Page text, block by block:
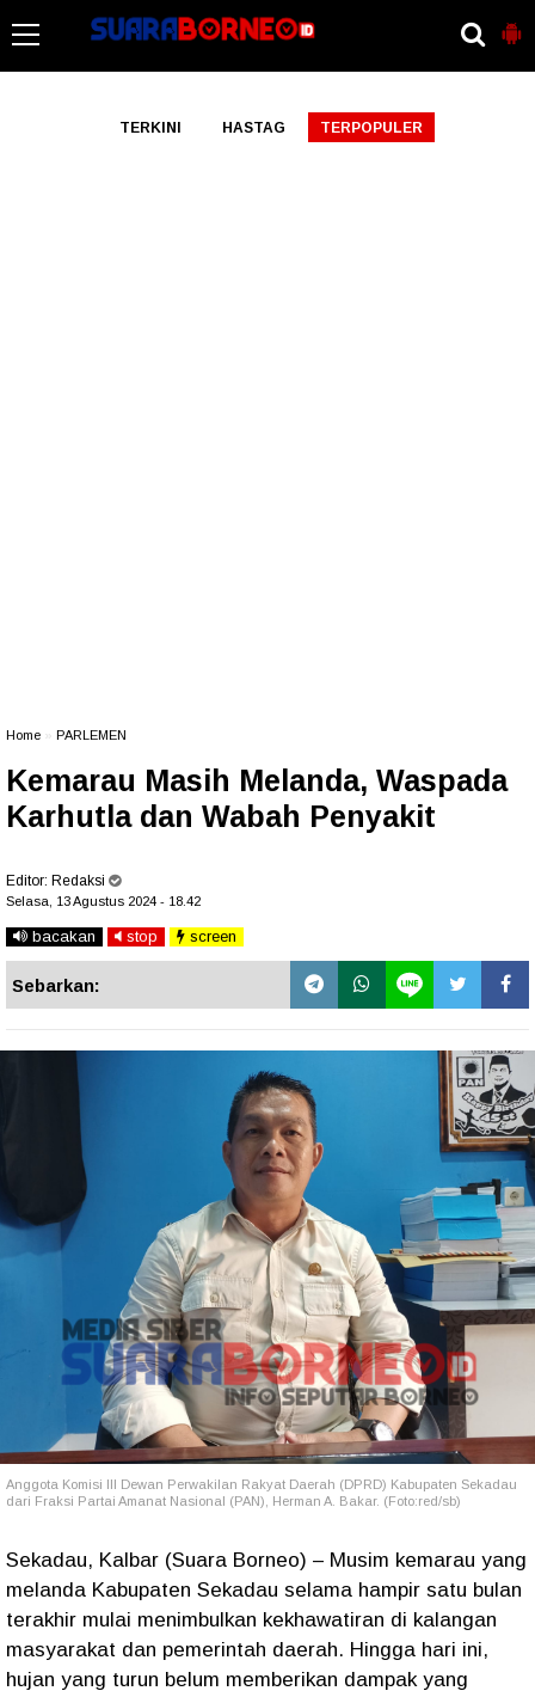
TERKINI HASTAG TERPOPULER
Home PARLEMEN
Kemarau Masih Melanda, Waspada
Karhutla dan Wabah Penyakit
Editor: Redaksi
Selasa, 13 Agustus 2024 - 18.42
bacakan stop screen
Sebarkan:
Anggota Komisi III Dewan Perwakilan Rakyat Daerah (DPRD) Kabupaten Sekadau
dari Fraksi Partai Amanat Nasional (PAN), Herman A. Bakar. (Foto:red/sb)
Sekadau, Kalbar (Suara Borneo) – Musim kemarau yang
melanda Kabupaten Sekadau selama hampir satu bulan
terakhir mulai menimbulkan kekhawatiran di kalangan
masyarakat dan pemerintah daerah. Hingga hari ini,
hujan yang turun belum memberikan dampak yang